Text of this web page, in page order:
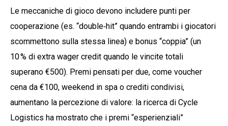
Le meccaniche di gioco devono includere punti per
cooperazione (es. “double‑hit” quando entrambi i giocatori
scommettono sulla stessa linea) e bonus “coppia” (un
10 % di extra wager credit quando le vincite totali
superano €500). Premi pensati per due, come voucher
cena da €100, weekend in spa o crediti condivisi,
aumentano la percezione di valore: la ricerca di Cycle
Logistics ha mostrato che i premi “esperienziali”